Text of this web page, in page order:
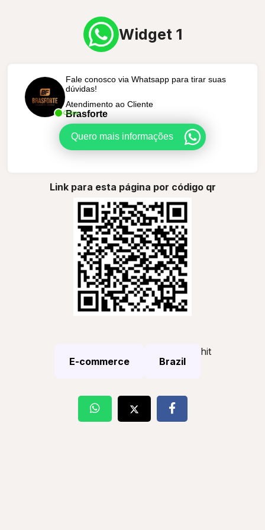
Widget 1
Online
Fale conosco via Whatsapp para tirar suas
dúvidas!
Atendimento ao Cliente
Brasforte
Quero mais informações
Link para esta página por código qr
E-commerce Brazil
hit